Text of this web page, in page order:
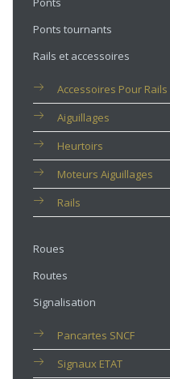
Ponts tournants
Rails et accessoires
Accessoires Pour Rails
Aiguillages
Heurtoirs
Moteurs Aiguillages
Rails
Roues
Routes
Signalisation
Pancartes SNCF
Signaux ETAT